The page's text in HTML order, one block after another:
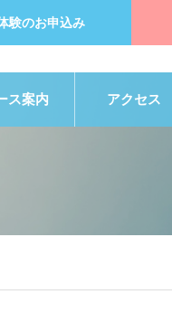
験のお申込み
ス案内 アクセス